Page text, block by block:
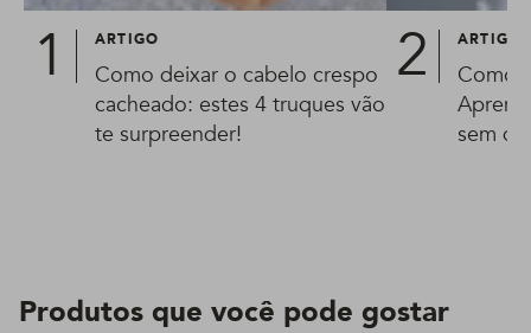
ARTIGO
Como deixar o cabelo crespo
cacheado: estes 4 truques vão
te surpreender!
ARTIGO
Como
sem
Produtos que você pode gostar